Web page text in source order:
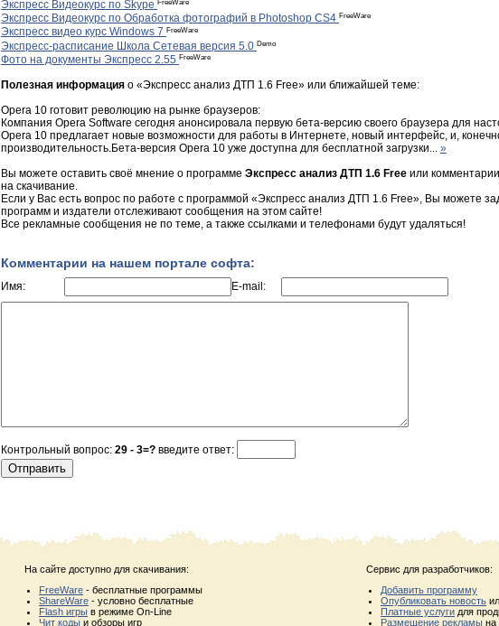
Экспресс Видеокурс по Skype
Экспресс Видеокурс по Обработка фотографий в Photoshop CS4 FreeWare
Экспресс видео курс Windows 7 FreeWare
Экспресс-расписаниe Школа Сетевая версия 5.0 Demo
Фото на документы Экспресс 2.55 FreeWare
Полезная информация о «Экспресс анализ ДТП 1.6 Free» или ближайшей теме:
Opera 10 готовит революцию на рынке браузеров:
Компания Opera Software сегодня анонсировала первую бета-версию своего браузера для
Opera 10 предлагает новые возможности для работы в Интернете, новый интерфейс, и,
производительность.Бета-версия Opera 10 уже доступна для бесплатной загрузки... »
Вы можете оставить своё мнение о программе Экспресс анализ ДТП 1.6 Free или
на скачивание.
Если у Вас есть вопрос по работе с программой «Экспресс анализ ДТП 1.6 Free», Вы можете
программ и издатели отслеживают сообщения на этом сайте!
Все рекламные сообщения не по теме, а также ссылками и телефонами будут удаляться!
Комментарии на нашем портале софта:
Имя: E-mail:
Контрольный вопрос: 29 - 3=? введите ответ:
На сайте доступно для скачивания:
FreeWare - бесплатные программы
ShareWare - условно бесплатные
Flash игры в режиме On-Line
Чит коды и обзоры игр
Сервис для разработчиков:
Добавить программу
Опубликовать новость
Платные услуги для
Размещение рекламы на